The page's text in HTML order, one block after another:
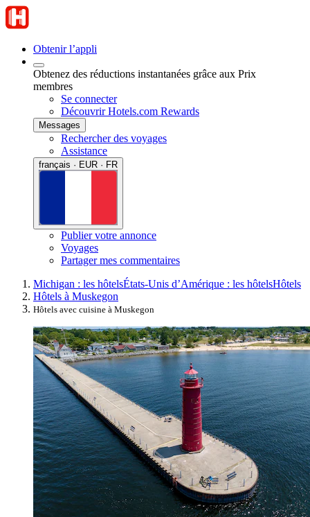
Obtenir l’appli
Obtenez des réductions instantanées grâce aux Prix
membres
Se connecter
Découvrir Hotels.com Rewards
Messages
Rechercher des voyages
Assistance
français · EUR · FR
Publier votre annonce
Voyages
Partager mes commentaires
Michigan : les hôtelsÉtats-Unis d’Amérique : les hôtelsHôtels
Hôtels à Muskegon
Hôtels avec cuisine à Muskegon